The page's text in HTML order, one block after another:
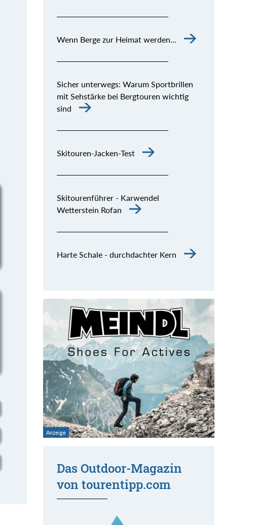
Wenn Berge zur Heimat werden…
Sicher unterwegs: Warum Sportbrillen
mit Sehstärke bei Bergtouren wichtig
sind
Skitouren-Jacken-Test
Skitourenführer - Karwendel
Wetterstein Rofan
Harte Schale - durchdachter Kern
Das Outdoor-Magazin
von tourentipp.com